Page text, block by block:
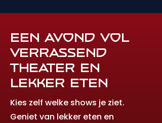
Een avond vol
verrassend
theater en
lekker eten
Kies zelf welke shows je ziet.
Geniet van lekker eten en